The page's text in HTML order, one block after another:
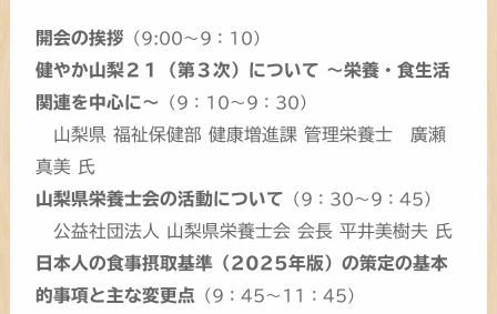
開会の挨拶 （9:00～9：10）
健やか山梨２１（第３次）について ～栄養・食生活
関連を中心に～
（9：10～9：30）
山梨県 福祉保健部 健康増進課 管理栄養士 廣瀬
真美 氏
山梨県栄養士会の活動について （9：30～9：45）
公益社団法人 山梨県栄養士会 会長 平井美樹夫 氏
日本人の食事摂取基準（2025年版）の策定の基本
的事項と主な変更点 （9：45～11：45）